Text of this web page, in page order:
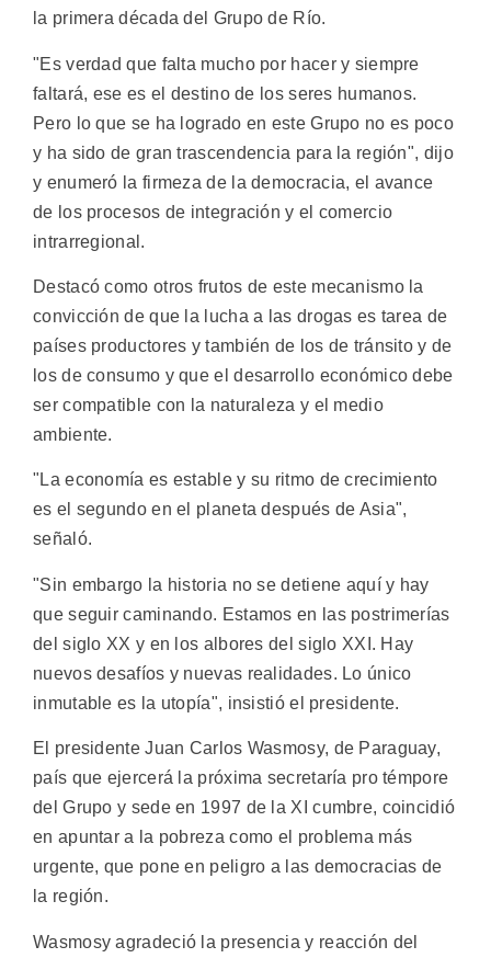
la primera década del Grupo de Río.
"Es verdad que falta mucho por hacer y siempre
faltará, ese es el destino de los seres humanos.
Pero lo que se ha logrado en este Grupo no es poco
y ha sido de gran trascendencia para la región", dijo
y enumeró la firmeza de la democracia, el avance
de los procesos de integración y el comercio
intrarregional.
Destacó como otros frutos de este mecanismo la
convicción de que la lucha a las drogas es tarea de
países productores y también de los de tránsito y de
los de consumo y que el desarrollo económico debe
ser compatible con la naturaleza y el medio
ambiente.
"La economía es estable y su ritmo de crecimiento
es el segundo en el planeta después de Asia",
señaló.
"Sin embargo la historia no se detiene aquí y hay
que seguir caminando. Estamos en las postrimerías
del siglo XX y en los albores del siglo XXI. Hay
nuevos desafíos y nuevas realidades. Lo único
inmutable es la utopía", insistió el presidente.
El presidente Juan Carlos Wasmosy, de Paraguay,
país que ejercerá la próxima secretaría pro témpore
del Grupo y sede en 1997 de la XI cumbre, coincidió
en apuntar a la pobreza como el problema más
urgente, que pone en peligro a las democracias de
la región.
Wasmosy agradeció la presencia y reacción del